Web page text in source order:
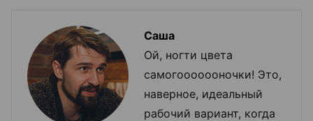
Саша
Ой, ногти цвета
самогооооооночки! Это,
наверное, идеальный
рабочий вариант, когда